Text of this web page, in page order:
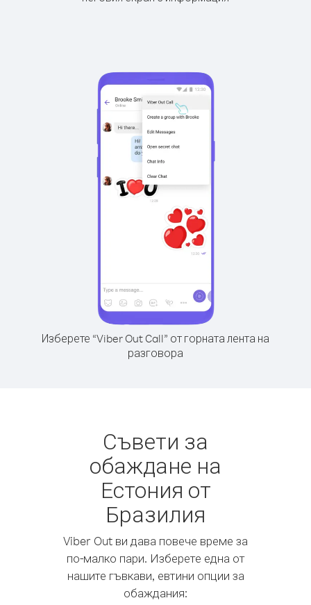
Изберете “Viber Out Call” от горната лента на
разговора
Съвети за
обаждане на
Естония от
Бразилия
Viber Out ви дава повече време за
по-малко пари. Изберете една от
нашите гъвкави, евтини опции за
обаждания: